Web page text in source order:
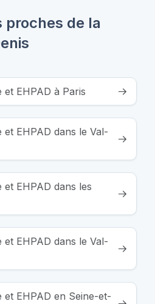
de la
et EHPAD à Paris
et EHPAD dans le Val-
EHPAD dans les
et EHPAD dans le Val-
et EHPAD en Seine-et-